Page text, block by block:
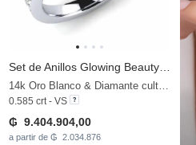
0.585 crt - VS
₲ 9.404.904,00
a partir de ₲ 2.034.876